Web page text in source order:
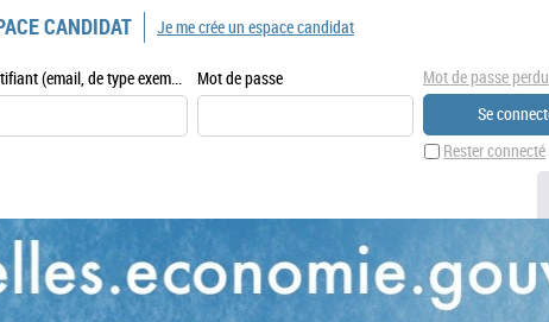
CANDIDAT
Identifiant (email, de type exemple@exemple.fr) Mot de passe
Rester connecté
Mot de passe perdu
Je me crée un espace candidat